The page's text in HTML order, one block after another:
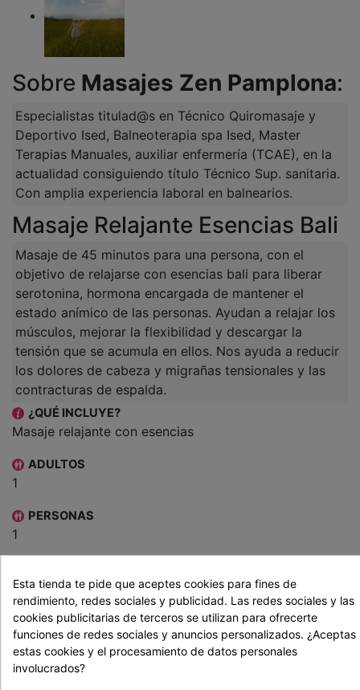
Sobre Masajes Zen Pamplona:
Especialistas titulad@s en Técnico Quiromasaje y
Deportivo Ised, Balneoterapia spa Ised, Master
Terapias Manuales, auxiliar enfermería (TCAE), en la
actualidad consiguiendo título Técnico Sup. sanitaria.
Con amplia experiencia laboral en balnearios.
Masaje Relajante Esencias Bali
Masaje de 45 minutos para una persona, con el
objetivo de relajarse con esencias bali para liberar
serotonina, hormona encargada de mantener el
estado anímico de las personas. Ayudan a relajar los
músculos, mejorar la flexibilidad y descargar la
tensión que se acumula en ellos. Nos ayuda a reducir
los dolores de cabeza y migrañas tensionales y las
contracturas de espalda.
¿QUÉ INCLUYE?
Masaje relajante con esencias
ADULTOS
1
PERSONAS
1
45 min
INFORMACIÓN PRÁCTICA
Cancelaciones a consultar con el establecimiento.
Horario de lunes a Viernes de 9:00h a 20:00h.
Esta tienda te pide que aceptes cookies para fines de
rendimiento, redes sociales y publicidad. Las redes sociales y las
cookies publicitarias de terceros se utilizan para ofrecerte
funciones de redes sociales y anuncios personalizados. ¿Aceptas
estas cookies y el procesamiento de datos personales
involucrados?